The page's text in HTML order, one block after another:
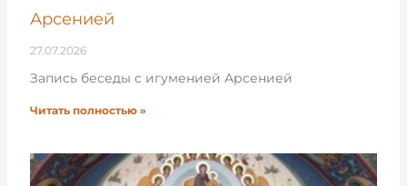
Арсенией
27.07.2026
Запись беседы с игуменией Арсенией
Читать полностью »